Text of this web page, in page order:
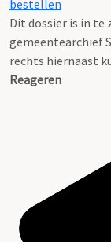
bestellen
Dit dossier is in te
gemeentearchief
rechts hiernaast
Reageren